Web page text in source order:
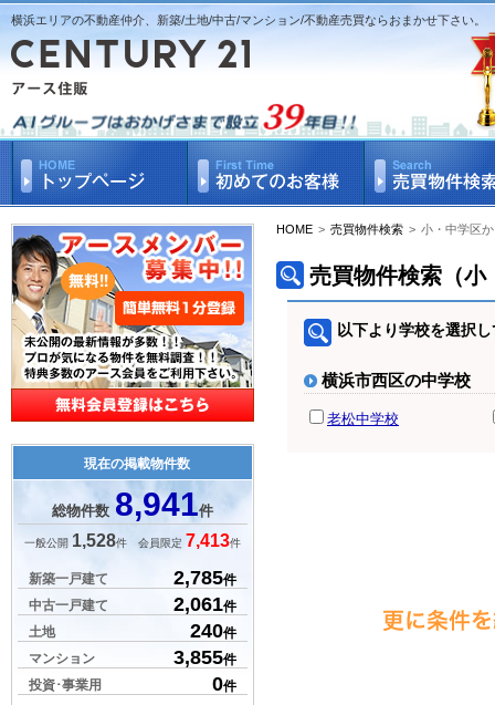
横浜エリアの不動産仲介、新築/土地/中古/マンション/不動産売買ならおまかせ下さい。
HOME > 売買物件検索 > 小・中学区
売買物件検索（小
以下より学校を選択
横浜市西区の中学校
老松中学校
現在の掲載物件数
総物件数 8,941件
一般公開 1,528件 会員限定 7,413件
新築一戸建て 2,785件
中古一戸建て
2,061件
土地
240件
マンション
3,855件
投資･事業用
0件